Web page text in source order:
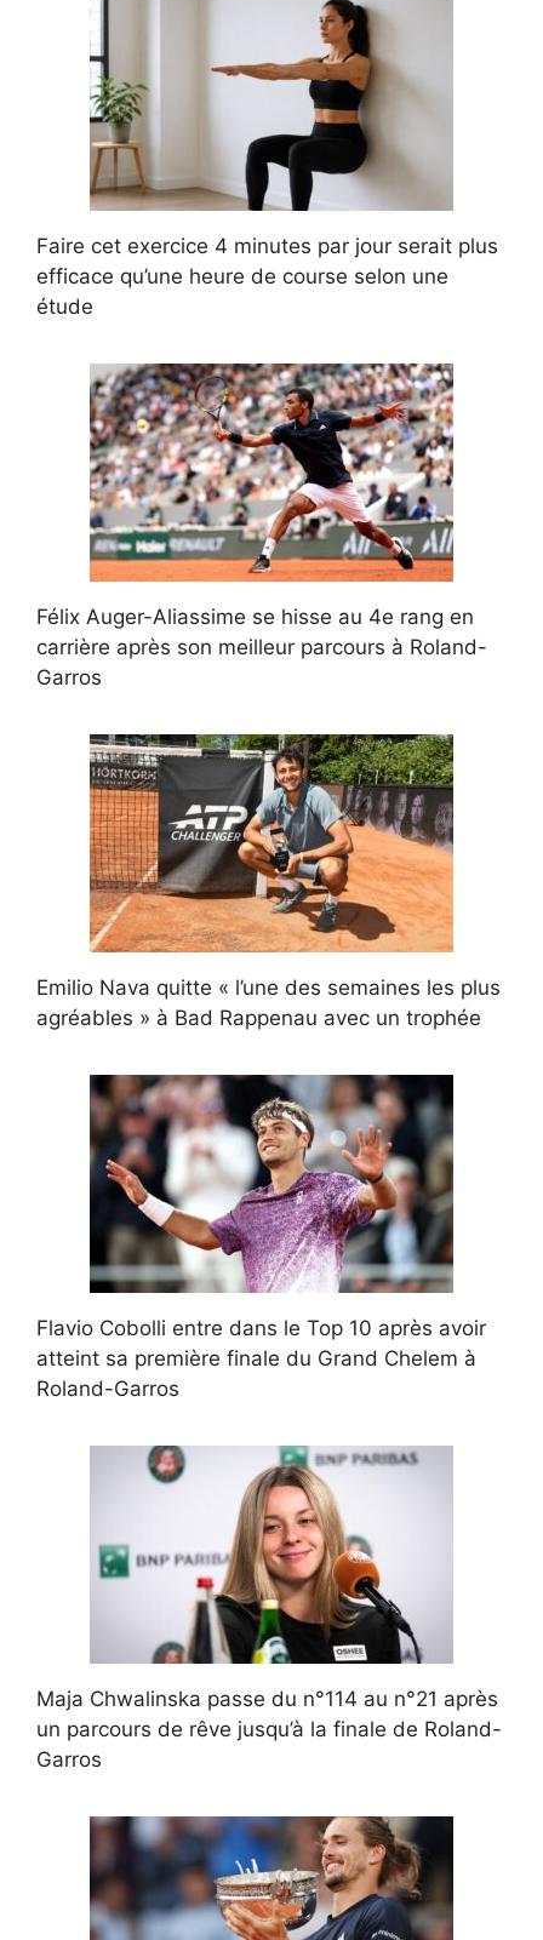
Faire cet exercice 4 minutes par jour serait plus
efficace qu’une heure de course selon une
étude
Félix Auger-Aliassime se hisse au 4e rang en
carrière après son meilleur parcours à Roland-
Garros
Emilio Nava quitte « l’une des semaines les plus
agréables » à Bad Rappenau avec un trophée
Flavio Cobolli entre dans le Top 10 après avoir
atteint sa première finale du Grand Chelem à
Roland-Garros
Maja Chwalinska passe du n°114 au n°21 après
un parcours de rêve jusqu’à la finale de Roland-
Garros